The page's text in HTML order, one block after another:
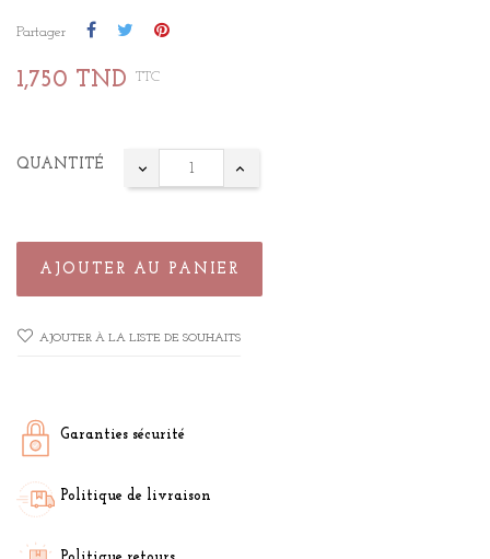
Partager
1,750 TND TTC
QUANTITÉ
AJOUTER AU PANIER
AJOUTER À LA LISTE DE SOUHAITS
Garanties sécurité
Politique de livraison